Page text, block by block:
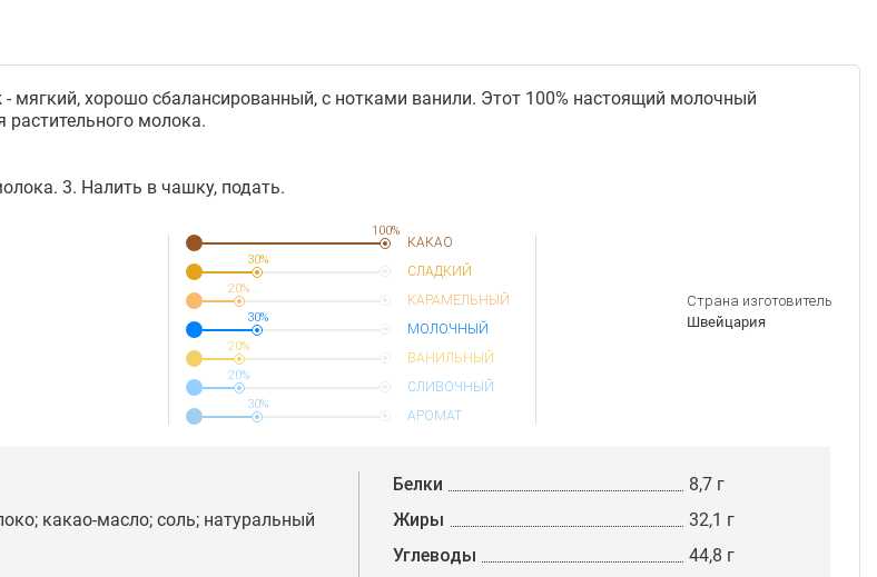
- мягкий, хорошо сбалансированный, с нотками ванили. Этот 100% настоящий молочный
молока.
3. Налить в чашку, подать.
100%
КАКАО
30%
СЛАДКИЙ
20%
КАРАМЕЛЬНЫЙ
30%
МОЛОЧНЫЙ
20%
ВАНИЛЬНЫЙ
20%
СЛИВОЧНЫЙ
30%
АРОМАТ
Страна изготовитель
Швейцария
какао-масло; соль; натуральный
Белки
8,7 г
Жиры
32,1 г
Углеводы
44,8 г